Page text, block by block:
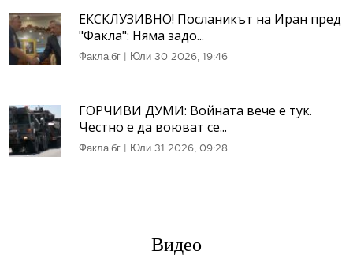
ЕКСКЛУЗИВНО! Посланикът на Иран пред
"Факла": Няма задо...
Факла.бг | Юли 30 2026, 19:46
ГОРЧИВИ ДУМИ: Войната вече е тук.
Честно е да воюват се...
Факла.бг | Юли 31 2026, 09:28
Видео